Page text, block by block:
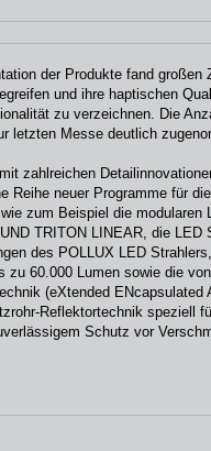
der Produkte fand
und ihre haptischen
zu verzeichnen. Die
letzten Messe deutlich
zahlreichen
Reihe neuer Programme für
zum Beispiel die modularen
TRITON LINEAR, die LED
des POLLUX LED
zu 60.000 Lumen sowie die
(eXtended ENcapsulated
Reflektortechnik speziell
Schutz vor